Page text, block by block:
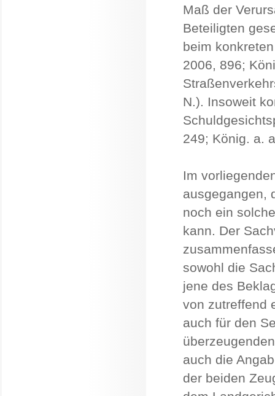
Maß der
Beteiligten
beim
2006, 896;
N.). Insoweit
249; König. a.
Im
ausgegangen,
noch ein
kann. Der
sowohl die
jene des
von zutreffend
auch für den
auch die
der beiden